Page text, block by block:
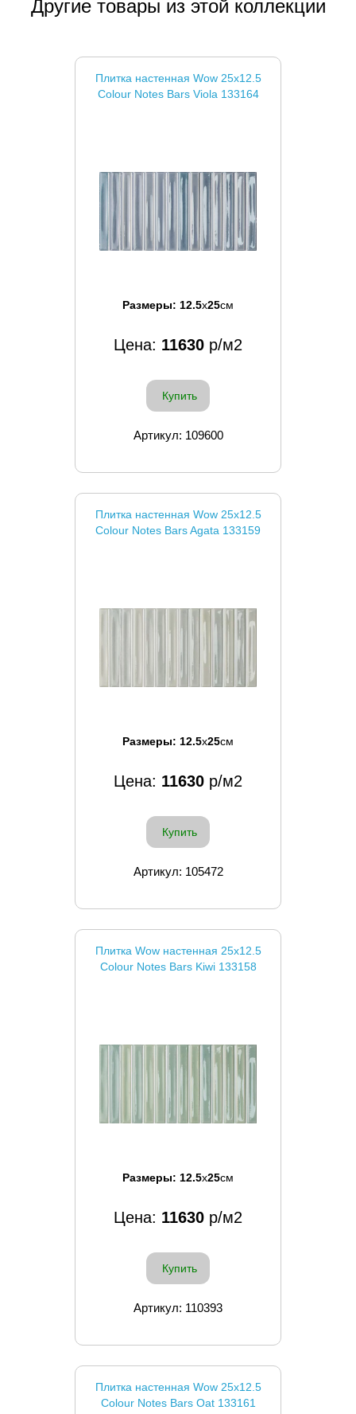
Другие товары из этой коллекции
Плитка настенная Wow 25x12.5
Colour Notes Bars Viola 133164
Размеры: 12.5x25см
Цена: 11630 р/м2
Купить
Артикул: 109600
Плитка настенная Wow 25x12.5
Colour Notes Bars Agata 133159
Размеры: 12.5x25см
Цена: 11630 р/м2
Купить
Артикул: 105472
Плитка Wow настенная 25x12.5
Colour Notes Bars Kiwi 133158
Размеры: 12.5x25см
Цена: 11630 р/м2
Купить
Артикул: 110393
Плитка настенная Wow 25x12.5
Colour Notes Bars Oat 133161